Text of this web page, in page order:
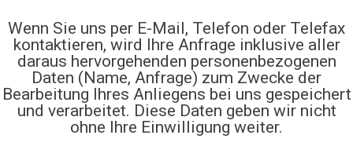
Wenn Sie uns per E-Mail, Telefon oder Telefax
kontaktieren, wird Ihre Anfrage inklusive aller
daraus hervorgehenden personenbezogenen
Daten (Name, Anfrage) zum Zwecke der
Bearbeitung Ihres Anliegens bei uns gespeichert
und verarbeitet. Diese Daten geben wir nicht
ohne Ihre Einwilligung weiter.